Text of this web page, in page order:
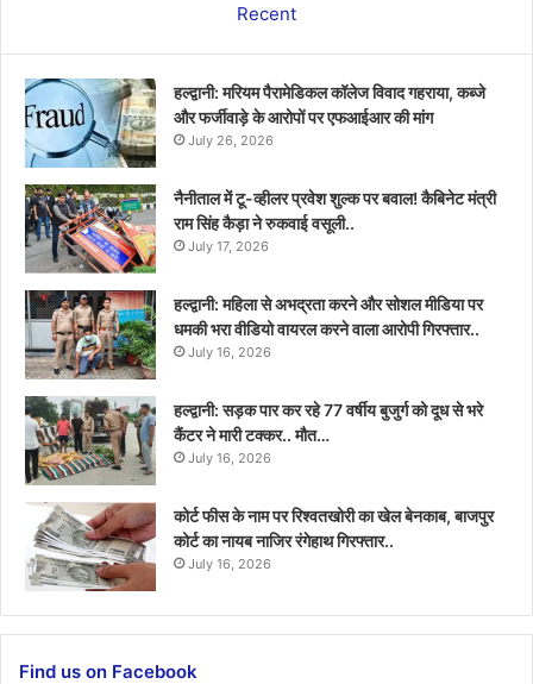
Recent
हल्द्वानी: मरियम पैरामेडिकल कॉलेज विवाद गहराया, कब्जे
और फर्जीवाड़े के आरोपों पर एफआईआर की मांग
July 26, 2026
नैनीताल में टू-व्हीलर प्रवेश शुल्क पर बवाल! कैबिनेट मंत्री
राम सिंह कैड़ा ने रुकवाई वसूली..
July 17, 2026
हल्द्वानी: महिला से अभद्रता करने और सोशल मीडिया पर
धमकी भरा वीडियो वायरल करने वाला आरोपी गिरफ्तार..
July 16, 2026
हल्द्वानी: सड़क पार कर रहे 77 वर्षीय बुजुर्ग को दूध से भरे
कैंटर ने मारी टक्कर.. मौत…
July 16, 2026
कोर्ट फीस के नाम पर रिश्वतखोरी का खेल बेनकाब, बाजपुर
कोर्ट का नायब नाजिर रंगेहाथ गिरफ्तार..
July 16, 2026
Find us on Facebook